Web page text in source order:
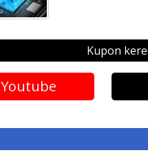
Kupon
Youtube